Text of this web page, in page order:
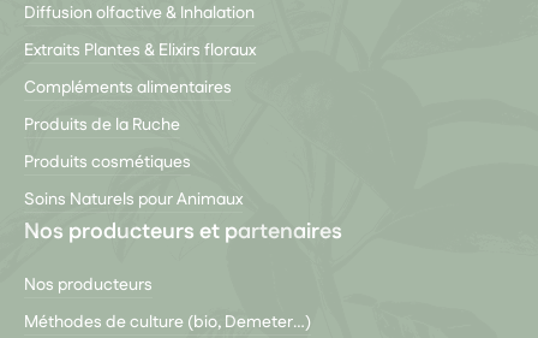
Diffusion olfactive & Inhalation
Extraits Plantes & Elixirs floraux
Compléments alimentaires
Produits de la Ruche
Produits cosmétiques
Soins Naturels pour Animaux
Nos producteurs et partenaires
Nos producteurs
Méthodes de culture (bio, Demeter…)